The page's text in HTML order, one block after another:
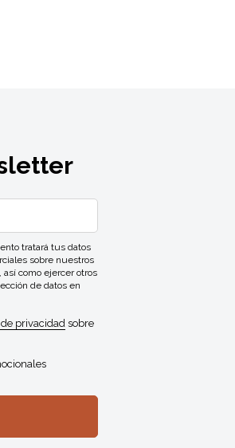
tratará tus datos
sobre nuestros
como ejercer otros
de datos en
privacidadsobre